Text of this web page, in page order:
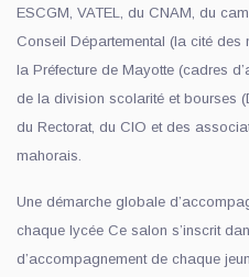
ESCGM, VATEL, du CNAM, du
Conseil Départemental (la cité des
la Préfecture de Mayotte (cadres
de la division scolarité et bourses
du Rectorat, du CIO et des
mahorais.
Une démarche globale
chaque lycée Ce salon s’inscrit
d’accompagnement de chaque